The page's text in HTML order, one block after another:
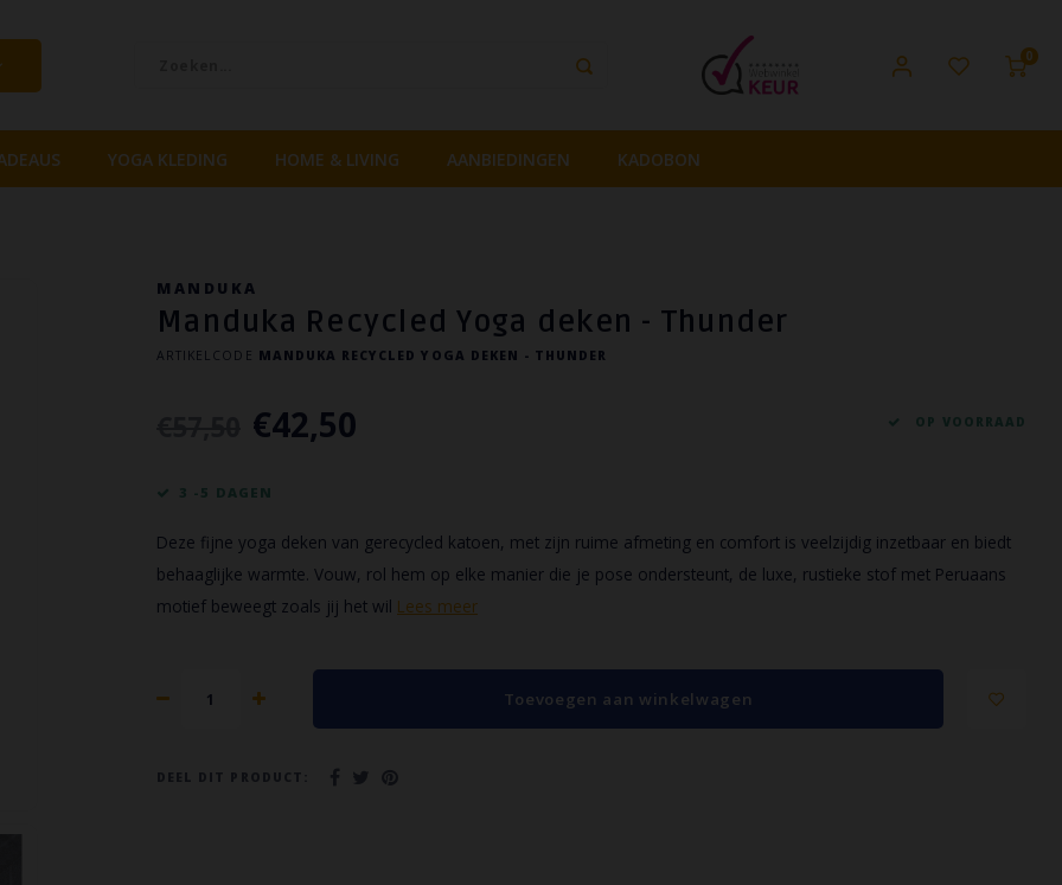
0
YOGA KLEDING HOME & LIVING AANBIEDINGEN KADOBON
MANDUKA
Manduka Recycled Yoga deken - Thunder
ARTIKELCODE MANDUKA RECYCLED YOGA DEKEN - THUNDER
€42,50 OP VOORRAAD
3 -5 DAGEN
Deze fijne yoga deken van gerecycled katoen, met zijn ruime afmeting en comfort is veelzijdig inzetbaar en biedt
behaaglijke warmte. Vouw, rol hem op elke manier die je pose ondersteunt, de luxe, rustieke stof met Peruaans
motief beweegt zoals jij het wil Lees meer
Toevoegen aan winkelwagen
DEEL DIT PRODUCT: